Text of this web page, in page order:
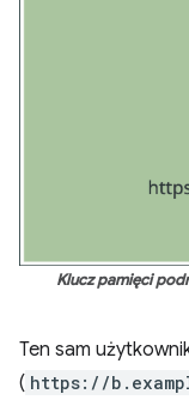
Klucz pamięci
Ten sam
( https://